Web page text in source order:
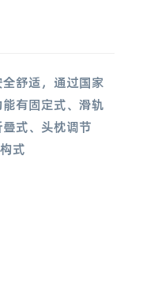
舒适，通过国家
有固定式、滑轨
式、头枕调节
式